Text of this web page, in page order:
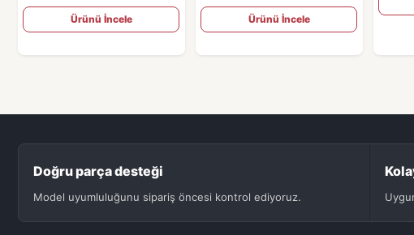
Ürünü İncele Ürünü İncele
Doğru parça desteği
Model uyumluluğunu sipariş öncesi kontrol ediyoruz.